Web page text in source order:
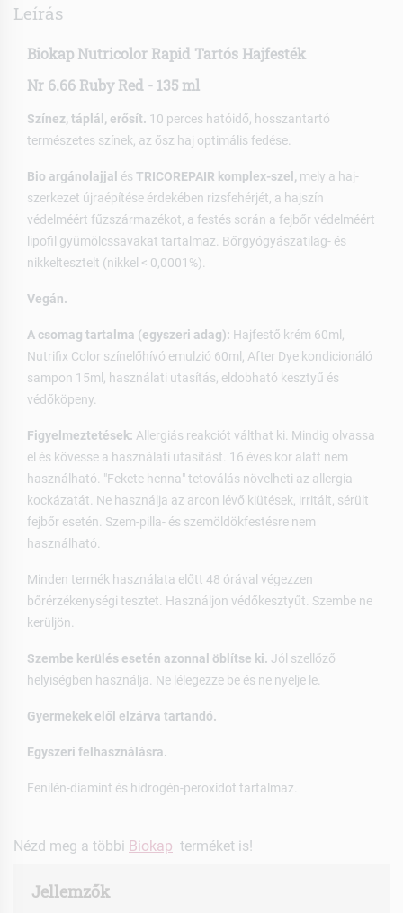
Leírás
Biokap Nutricolor Rapid Tartós Hajfesték
Nr 6.66 Ruby Red - 135 ml
Színez, táplál, erősít. 10 perces hatóidő, hosszantartó
természetes színek, az ősz haj optimális fedése.
Bio argánolajjal és TRICOREPAIR komplex-szel, mely a haj-
szerkezet újraépítése érdekében rizsfehérjét, a hajszín
védelméért fűzszármazékot, a festés során a fejbőr védelméért
lipofil gyümölcssavakat tartalmaz. Bőrgyógyászatilag- és
nikkeltesztelt (nikkel < 0,0001%).
Vegán.
A csomag tartalma (egyszeri adag): Hajfestő krém 60ml,
Nutrifix Color színelőhívó emulzió 60ml, After Dye kondicionáló
sampon 15ml, használati utasítás, eldobható kesztyű és
védőköpeny.
Figyelmeztetések: Allergiás reakciót válthat ki. Mindig olvassa
el és kövesse a használati utasítást. 16 éves kor alatt nem
használható. "Fekete henna" tetoválás növelheti az allergia
kockázatát. Ne használja az arcon lévő kiütések, irritált, sérült
fejbőr esetén. Szem-pilla- és szemöldökfestésre nem
használható.
Minden termék használata előtt 48 órával végezzen
bőrérzékenységi tesztet. Használjon védőkesztyűt. Szembe ne
kerüljön.
Szembe kerülés esetén azonnal öblítse ki. Jól szellőző
helyiségben használja. Ne lélegezze be és ne nyelje le.
Gyermekek elől elzárva tartandó.
Egyszeri felhasználásra.
Fenilén-diamint és hidrogén-peroxidot tartalmaz.
Nézd meg a többi Biokap terméket is!
Jellemzők